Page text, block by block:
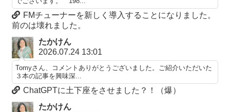
FMチューナーを新しく導入することになりました。
前のは壊れました。
たかけん
2026.07.24 13:01
Tomyさん、コメントありがとうございました。ご紹介いただいた
３本の記事を興味深...
ChatGPTに土下座をさせました？！（爆）
たかけん